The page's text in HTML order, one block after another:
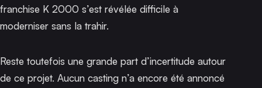
franchise K 2000 s’est révélée difficile à
moderniser sans la trahir.
Reste toutefois une grande part d’incertitude autour
de ce projet. Aucun casting n’a encore été annoncé